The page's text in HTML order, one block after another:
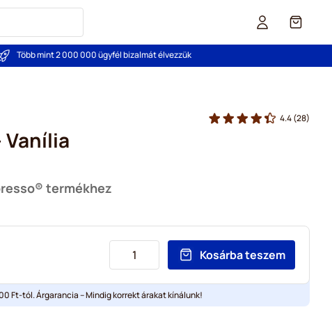
Cart
Több mint 2 000 000 ügyfél bizalmát élvezzük
termékhez
4.4(28)
Kosárba teszem
Ft-tól. Árgarancia – Mindig korrekt árakat kínálunk!